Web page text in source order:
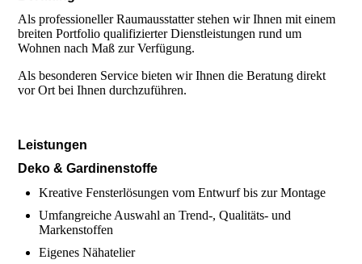
Als professioneller Raumausstatter stehen wir Ihnen mit einem
breiten Portfolio qualifizierter Dienstleistungen rund um
Wohnen nach Maß zur Verfügung.
Als besonderen Service bieten wir Ihnen die Beratung direkt
vor Ort bei Ihnen durchzuführen.
Leistungen
Deko & Gardinenstoffe
Kreative Fensterlösungen vom Entwurf bis zur Montage
Umfangreiche Auswahl an Trend-, Qualitäts- und
Markenstoffen
Eigenes Nähatelier